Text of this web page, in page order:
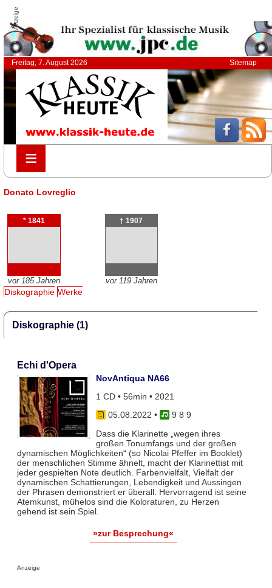
Anzeige
Freitag, 7. August 2026 Sitemap
≡
≡
Donato Lovreglio
* 1841
vor 185 Jahren
† 1907
vor 119 Jahren
Diskographie Werke
Diskographie (1)
Echi d'Opera
NovAntiqua NA66
1 CD • 56min • 2021
05.08.2022 •
9 8 9
Dass die Klarinette „wegen ihres
großen Tonumfangs und der großen
dynamischen Möglichkeiten“ (so Nicolai Pfeffer im Booklet)
der menschlichen Stimme ähnelt, macht der Klarinettist mit
jeder gespielten Note deutlich. Farbenvielfalt, Vielfalt der
dynamischen Schattierungen, Lebendigkeit und Aussingen
der Phrasen demonstriert er überall. Hervorragend ist seine
Atemkunst, mühelos sind die Koloraturen, zu Herzen
gehend ist sein Spiel.
»zur Besprechung«
Anzeige